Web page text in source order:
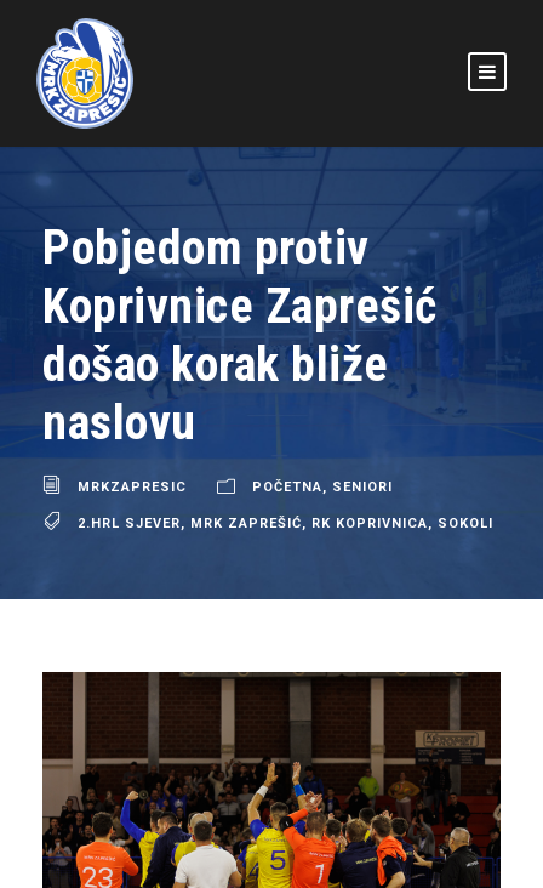
Pobjedom protiv
Koprivnice Zaprešić
došao korak bliže
naslovu
MRKZAPRESIC POČETNA SENIORI
2.HRL SJEVER MRK ZAPREŠIĆ RK KOPRIVNICA SOKOLI